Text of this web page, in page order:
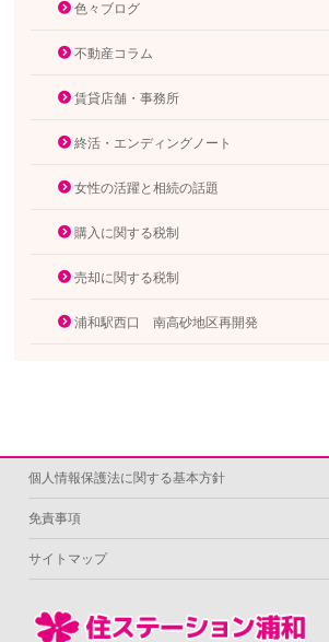
色々ブログ
不動産コラム
賃貸店舗・事務所
終活・エンディングノート
女性の活躍と相続の話題
購入に関する税制
売却に関する税制
浦和駅西口 南高砂地区再開発
個人情報保護法に関する基本方針
免責事項
サイトマップ